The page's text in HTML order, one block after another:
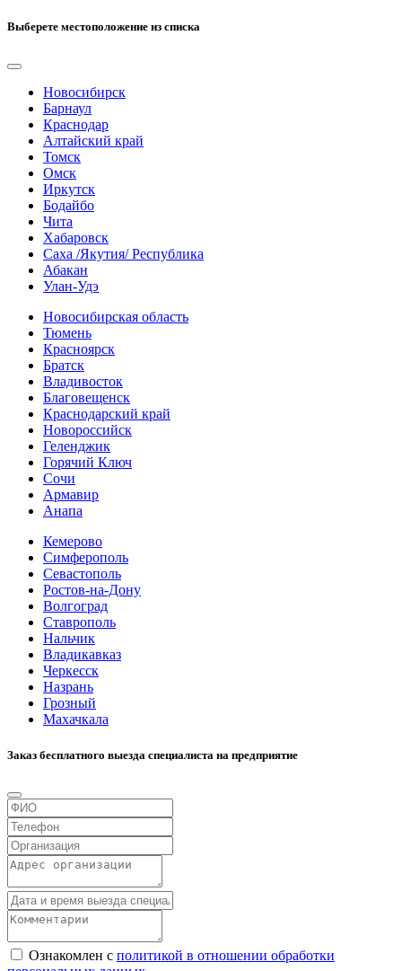
Выберете местоположение из списка
Новосибирск
Барнаул
Краснодар
Алтайский край
Томск
Омск
Иркутск
Бодайбо
Чита
Хабаровск
Саха /Якутия/ Республика
Абакан
Улан-Удэ
Новосибирская область
Тюмень
Красноярск
Братск
Владивосток
Благовещенск
Краснодарский край
Новороссийск
Геленджик
Горячий Ключ
Сочи
Армавир
Анапа
Кемерово
Симферополь
Севастополь
Ростов-на-Дону
Волгоград
Ставрополь
Нальчик
Владикавказ
Черкесск
Назрань
Грозный
Махачкала
Заказ бесплатного выезда специалиста на предприятие
Ознакомлен с политикой в отношении обработки